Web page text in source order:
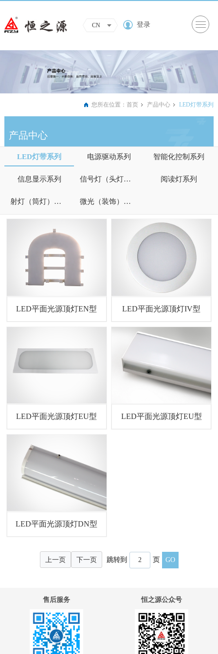
CN 登录
您所在位置：首页 产品中心 LED灯带系列
产品中心
LED灯带系列 电源驱动系列 智能化控制系列
信息显示系列 信号灯（头灯）系列 阅读灯系列
射灯（筒灯）系列 微光（装饰）照明系列
LED平面光源顶灯EN型 LED平面光源顶灯IV型
LED平面光源顶灯EU型 LED平面光源顶灯EU型
LED平面光源顶灯DN型
上一页 下一页 跳转到 页
售后服务 恒之源公众号